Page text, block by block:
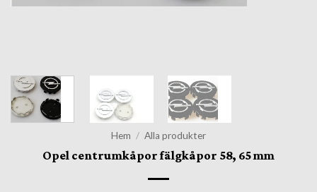
Hem / Alla produkter
Opel centrumkåpor fälgkåpor 58, 65 mm